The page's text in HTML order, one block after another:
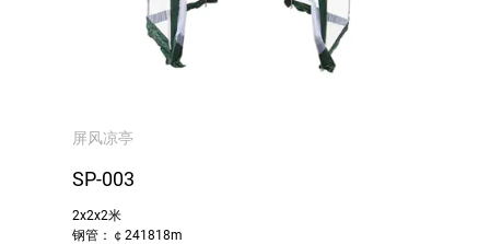
屏风凉亭
SP-003
2x2x2米
钢管：￠241818m